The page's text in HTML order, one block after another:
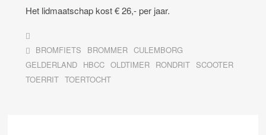
Het lidmaatschap kost € 26,- per jaar.
BROMFIETS BROMMER CULEMBORG
GELDERLAND HBCC OLDTIMER RONDRIT SCOOTER
TOERRIT TOERTOCHT